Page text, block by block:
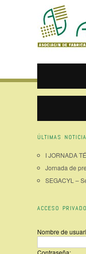
ÚLTIMAS
I JORNADA
Jornada de
SEGACYL –
ACCESO PRIVADO
Nombre de
Contraseña: